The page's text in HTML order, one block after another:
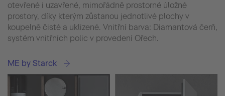
otevřené i uzavřené, mimořádně prostorné úložné
prostory, díky kterým zůstanou jednotlivé plochy v
koupelně čisté a uklizené. Vnitřní barva: Diamantová čerň,
systém vnitřních polic v provedení Ořech.
ME by Starck